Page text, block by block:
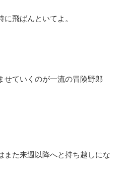
飛ばんといてよ。
せていくのが一流の冒険野郎
また来週以降へと持ち越しにな